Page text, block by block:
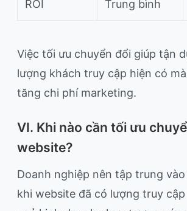
ROI Trung bình
Việc tối ưu chuyển đổi giúp tận
lượng khách truy cập hiện có
tăng chi phí marketing.
VI. Khi nào cần tối ưu
website?
Doanh nghiệp nên tập trung
khi website đã có lượng truy